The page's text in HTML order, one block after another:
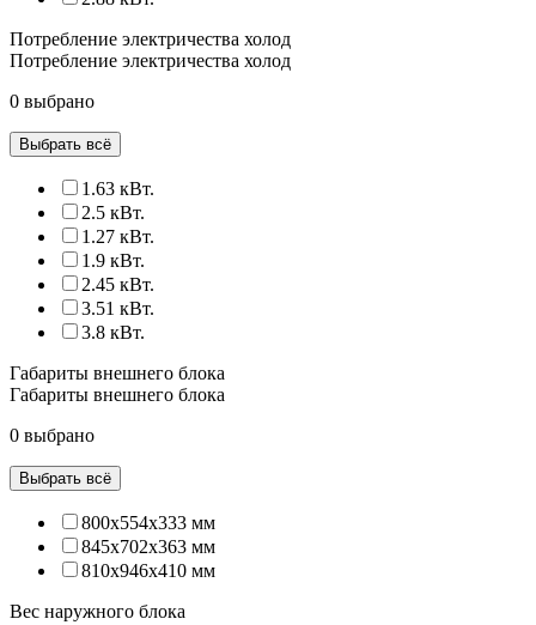
Потребление электричества холод
Потребление электричества холод
0 выбрано
Выбрать всё
1.63 кВт.
2.5 кВт.
1.27 кВт.
1.9 кВт.
2.45 кВт.
3.51 кВт.
3.8 кВт.
Габариты внешнего блока
Габариты внешнего блока
0 выбрано
Выбрать всё
800x554x333 мм
845x702x363 мм
810x946x410 мм
Вес наружного блока